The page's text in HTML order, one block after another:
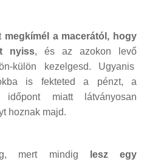
megkímél a macerától, hogy
nyiss, és az azokon levő
külön kezelgesd. Ugyanis
is fekteted a pénzt, a
időpont miatt látványosan
hoznak majd.
mert mindig
lesz egy